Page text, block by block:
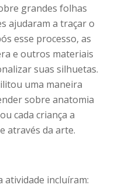
grandes folhas
ajudaram a traçar o
esse processo, as
e outros materiais
suas silhuetas.
uma maneira
sobre anatomia
cada criança a
através da arte.
atividade incluíram: